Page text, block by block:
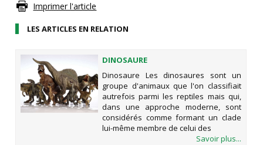
Imprimer l'article
LES ARTICLES EN RELATION
DINOSAURE
Dinosaure Les dinosaures sont un
groupe d'animaux que l'on classifiait
autrefois parmi les reptiles mais qui,
dans une approche moderne, sont
considérés comme formant un clade
lui-même membre de celui des
Savoir plus...